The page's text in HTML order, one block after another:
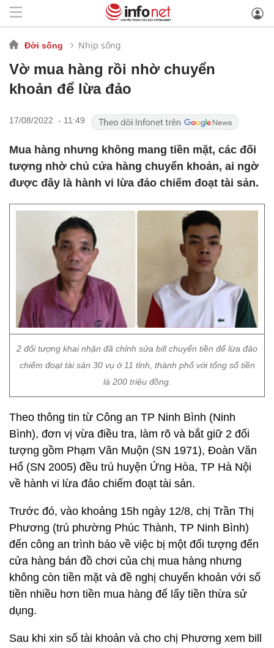
Đời sống Nhịp sống
Vờ mua hàng rồi nhờ chuyển
khoản để lừa đảo
17/08/2022 - 11:49
Mua hàng nhưng không mang tiền mặt, các đối
tượng nhờ chủ cửa hàng chuyển khoản, ai ngờ
được đây là hành vi lừa đảo chiếm đoạt tài sản.
2 đối tượng khai nhận đã chỉnh sửa bill chuyển tiền để lừa đảo
chiếm đoạt tài sản 30 vụ ở 11 tỉnh, thành phố với tổng số tiền
là 200 triệu đồng.
Theo thông tin từ Công an TP Ninh Bình (Ninh
Bình), đơn vị vừa điều tra, làm rõ và bắt giữ 2 đối
tượng gồm Phạm Văn Muộn (SN 1971), Đoàn Văn
Hổ (SN 2005) đều trú huyện Ứng Hòa, TP Hà Nội
về hành vi lừa đảo chiếm đoạt tài sản.
Trước đó, vào khoảng 15h ngày 12/8, chị Trần Thị
Phương (trú phường Phúc Thành, TP Ninh Bình)
đến công an trình báo về việc bị một đối tượng đến
cửa hàng bán đồ chơi của chị mua hàng nhưng
không còn tiền mặt và đề nghị chuyển khoản với số
tiền nhiều hơn tiền mua hàng để lấy tiền thừa sử
dụng.
Sau khi xin số tài khoản và cho chị Phương xem bill